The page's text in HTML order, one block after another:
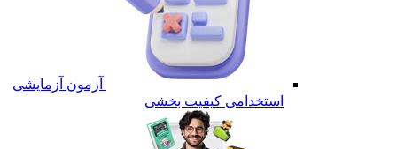
آزمون آزمایشی
استخدامی کیفیت بخشی